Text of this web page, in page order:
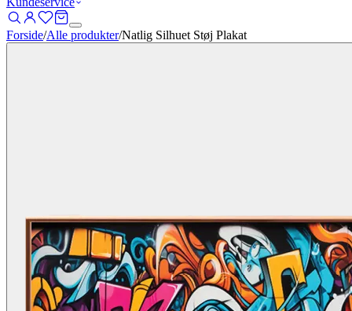
Forside/Alle produkter/Natlig Silhuet Støj Plakat